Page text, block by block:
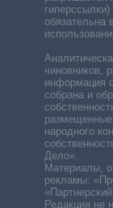
обязательна
чиновников,
информация
собрана и
народного
Дело».
Материалы,
рекламы:
Редакция не